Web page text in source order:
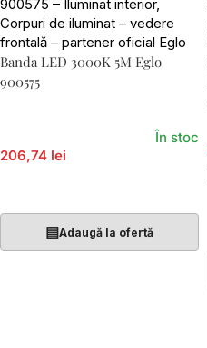
Banda LED 3000K 5M Eglo
900575
206,74 lei
În stoc
▤Adaugă la ofertă